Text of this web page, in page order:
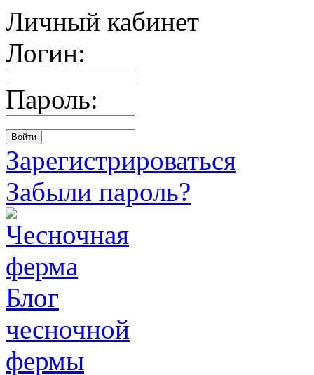
Личный кабинет
Логин:
Пароль:
Зарегистрироваться
Забыли пароль?
Блог
чесночной
фермы